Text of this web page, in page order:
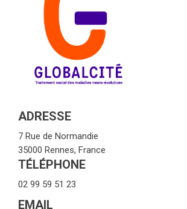
ADRESSE
7 Rue de Normandie
35000 Rennes, France
TÉLÉPHONE
02 99 59 51 23
EMAIL